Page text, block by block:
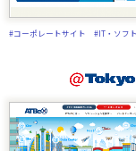
#コーポレートサイト #IT・ソフ